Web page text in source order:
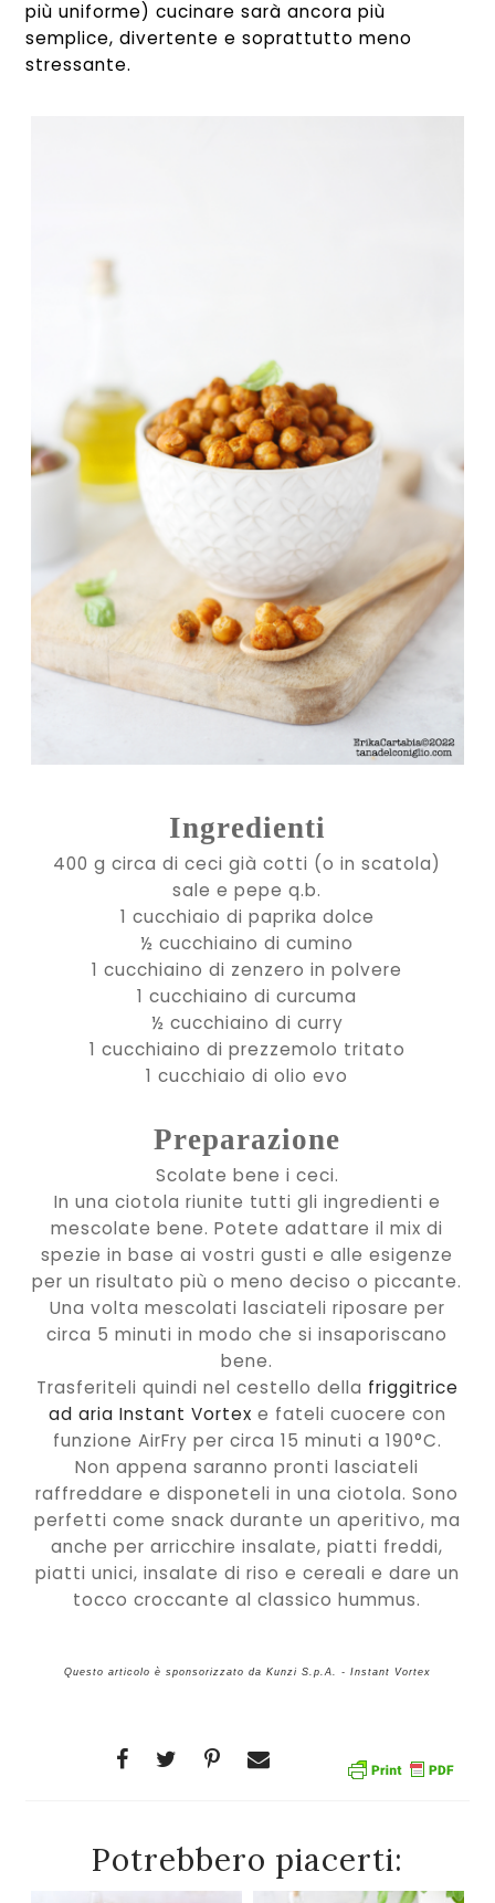
più uniforme) cucinare sarà ancora più
semplice, divertente e soprattutto meno
stressante.
Ingredienti
400 g circa di ceci già cotti (o in scatola)
sale e pepe q.b.
1 cucchiaio di paprika dolce
½ cucchiaino di cumino
1 cucchiaino di zenzero in polvere
1 cucchiaino di curcuma
½ cucchiaino di curry
1 cucchiaino di prezzemolo tritato
1 cucchiaio di olio evo
Preparazione
Scolate bene i ceci.
In una ciotola riunite tutti gli ingredienti e
mescolate bene. Potete adattare il mix di
spezie in base ai vostri gusti e alle esigenze
per un risultato più o meno deciso o piccante.
Una volta mescolati lasciateli riposare per
circa 5 minuti in modo che si insaporiscano
bene.
Trasferiteli quindi nel cestello della friggitrice
ad aria Instant Vortex e fateli cuocere con
funzione AirFry per circa 15 minuti a 190°C.
Non appena saranno pronti lasciateli
raffreddare e disponeteli in una ciotola. Sono
perfetti come snack durante un aperitivo, ma
anche per arricchire insalate, piatti freddi,
piatti unici, insalate di riso e cereali e dare un
tocco croccante al classico hummus.
Questo articolo è sponsorizzato da Kunzi S.p.A. - Instant Vortex
Potrebbero piacerti: